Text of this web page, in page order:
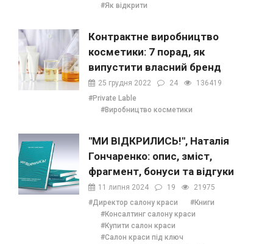
#Як відкрити
Контрактне виробництво
косметики: 7 порад, як
випустити власний бренд
25 грудня 2022 24
136419
#Private Lable
#Виробництво косметики
"МИ ВІДКРИЛИСЬ!", Наталія
Гончаренко: опис, зміст,
фрагмент, бонуси та відгуки
11 липня 2024 19
21975
#Директор салону краси
#Книги
#Консалтинг салону краси
#Купити салон краси
#Салон краси під ключ